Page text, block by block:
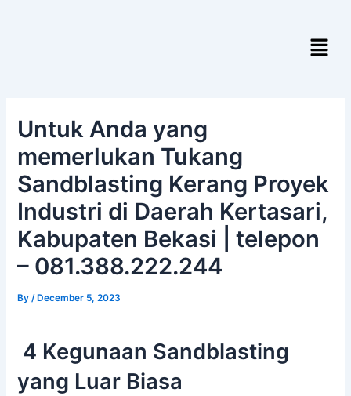
Menu
Untuk Anda yang
memerlukan Tukang
Sandblasting Kerang Proyek
Industri di Daerah Kertasari,
Kabupaten Bekasi | telepon
– 081.388.222.244
By/ December 5, 2023
4 Kegunaan Sandblasting
yang Luar Biasa